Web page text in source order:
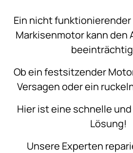
Ein nicht funktionierender
Markisenmotor kann den
Ob ein festsitzender
Versagen oder ein
Hier ist eine schnelle und
Lösung!
Unsere Experten